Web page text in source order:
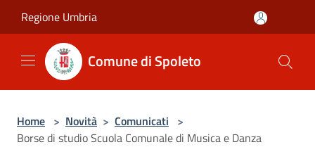
Regione Umbria
Comune di Spoleto
Home > Novità > Comunicati >
Borse di studio Scuola Comunale di Musica e Danza